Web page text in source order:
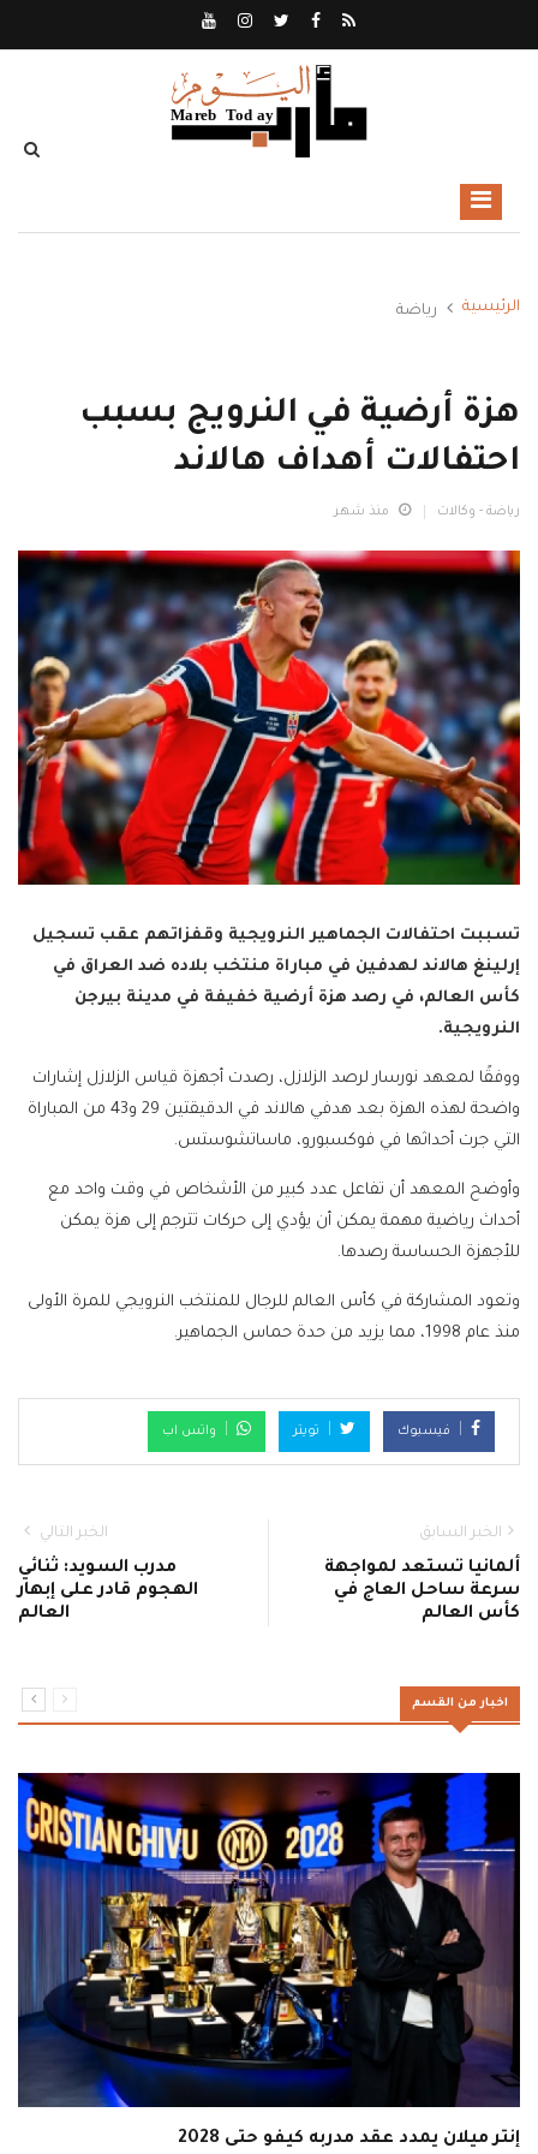
الرئيسية رياضة
هزة أرضية في النرويج بسبب
احتفالات أهداف هالاند
رياضة - وكالات منذ شهر
تسببت احتفالات الجماهير النرويجية وقفزاتهم عقب تسجيل
إرلينغ هالاند لهدفين في مباراة منتخب بلاده ضد العراق في
كأس العالم، في رصد هزة أرضية خفيفة في مدينة بيرجن
النرويجية.
ووفقًا لمعهد نورسار لرصد الزلازل، رصدت أجهزة قياس الزلازل إشارات
واضحة لهذه الهزة بعد هدفي هالاند في الدقيقتين 29 و43 من المباراة
التي جرت أحداثها في فوكسبورو، ماساتشوستس.
وأوضح المعهد أن تفاعل عدد كبير من الأشخاص في وقت واحد مع
أحداث رياضية مهمة يمكن أن يؤدي إلى حركات تترجم إلى هزة يمكن
للأجهزة الحساسة رصدها.
وتعود المشاركة في كأس العالم للرجال للمنتخب النرويجي للمرة الأولى
منذ عام 1998، مما يزيد من حدة حماس الجماهير.
فيسبوك تويتر واتس اب
الخبر السابق
ألمانيا تستعد لمواجهة
سرعة ساحل العاج في
كأس العالم
الخبر التالي
مدرب السويد: ثنائي
الهجوم قادر على إبهار
العالم
اخبار من القسم
إنتر ميلان يمدد عقد مدربه كيفو حتى 2028